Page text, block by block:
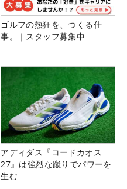
ゴルフの熱狂を、つくる仕
事。｜スタッフ募集中
アディダス『コードカオス
27』は強烈な蹴りでパワーを
生む